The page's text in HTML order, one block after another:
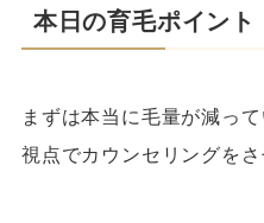
本日の育毛ポイント
まずは本当に毛量が減っ
視点でカウンセリングをさ